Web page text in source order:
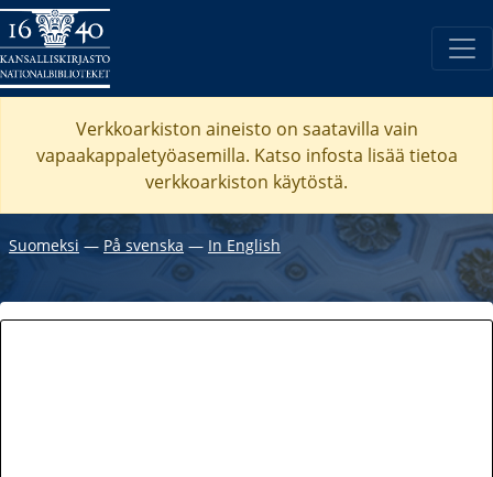
Verkkoarkiston aineisto on saatavilla vain
vapaakappaletyöasemilla. Katso infosta lisää tietoa
verkkoarkiston käytöstä.
Suomeksi ― På svenska ― In English